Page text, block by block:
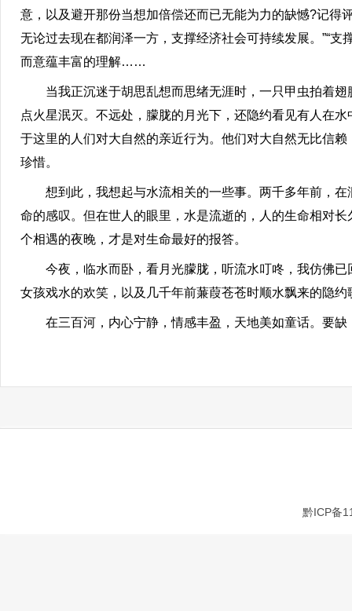
意，以及避开那份当想加倍偿还而已无能为力的缺憾?记得
无论过去现在都润泽一方，支撑经济社会可持续发展。”“
而意蕴丰富的理解……
当我正沉迷于胡思乱想而思绪无涯时，一只甲虫拍着翅
点火星泯灭。不远处，朦胧的月光下，还隐约看见有人在
于这里的人们对大自然的亲近行为。他们对大自然无比信
珍惜。
想到此，我想起与水流相关的一些事。两千多年前，在
命的感叹。但在世人的眼里，水是流逝的，人的生命相对
个相遇的夜晚，才是对生命最好的报答。
今夜，临水而卧，看月光朦胧，听流水叮咚，我仿佛已
女孩戏水的欢笑，以及几千年前蒹葭苍苍时顺水飘来的隐约
在三百河，内心宁静，情感丰盈，天地美如童话。要缺
黔ICP备